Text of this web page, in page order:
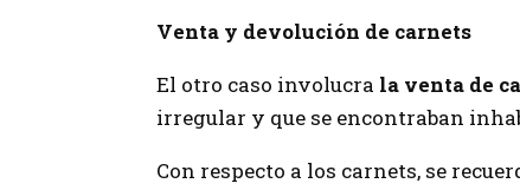
Venta y devolución de carnets
El otro caso involucra la venta de
irregular y que se encontraban
Con respecto a los carnets, se